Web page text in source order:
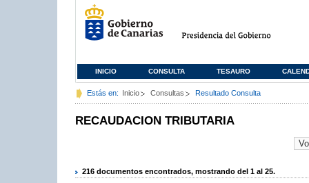
INICIO CONSULTA TESAURO
Estás en: Inicio Consultas Resultado Consulta
RECAUDACION TRIBUTARIA
216 documentos encontrados, mostrando del 1 al 25.